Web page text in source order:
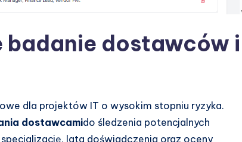
badanie dostawców i
dla projektów IT o wysokim stopniu ryzyka.
dostawcamido śledzenia potencjalnych
lata doświadczenia oraz oceny